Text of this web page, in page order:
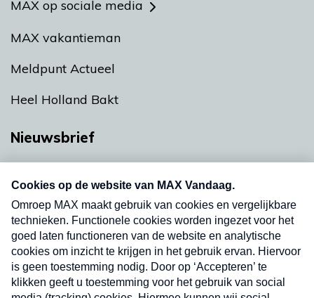
MAX op sociale media
MAX vakantieman
Meldpunt Actueel
Heel Holland Bakt
Nieuwsbrief
nieuwsbrief. Elke vrijdag- en dinsdagochtend in
uw mailbox.
Verzend